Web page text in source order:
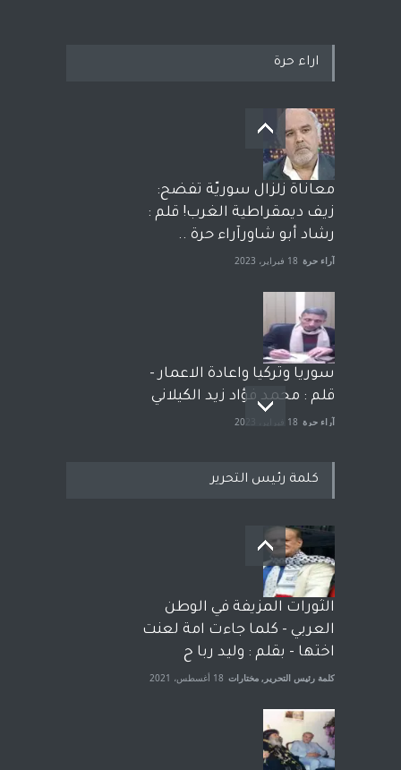
اراء حرة
معاناة زلزال سوريّة تفضح:
زيف ديمقراطية الغرب! قلم :
رشاد أبو شاورآراء حرة ..
آراء حرة 18 فبراير، 2023
سوريا وتركيا واعادة الاعمار -
قلم : محمد فؤاد زيد الكيلاني
آراء حرة 18 فبراير، 2023
بعد معارك قضائية طاحنة كتب
وترافع فيها بنفسه مرة اخرى..
الشيخ طارق يوسف يقهر
الحكومة الأمريكية ، فأعطوه
الجنسية عن يد وهم صاغرون،
آراء حرة مختارات 7 أبريل، 2023
كلمة رئيس التحرير
الثورات المزيفة في الوطن
العربي - كلما جاءت امة لعنت
اختها - بقلم : وليد ربا ح
كلمة رئيس التحرير , مختارات 18 أغسطس، 2021